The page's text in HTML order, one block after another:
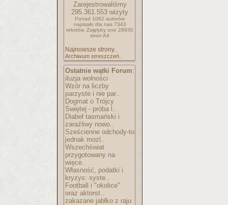
Zarejestrowaliśmy
295.361.553 wizyty
Ponad 1062 autorów
napisało dla nas 7343
tekstów. Zajęłyby one 28930
stron A4
Najnowsze strony..
Archiwum streszczeń..
Ostatnie wątki Forum:
iluzja wolności
Wzór na liczby
parzyste i nie par..
Dogmat o Trójcy
Świętej - próba l..
Diabeł tasmański i
zaraźliwy nowo..
Sześcienne odchody-to
jednak możl..
Wszechświat
przygotowany na
więce..
Własność, podatki i
kryzys: syste..
Football i "okolice"
oraz aktorst..
zakazane jabłko z raju